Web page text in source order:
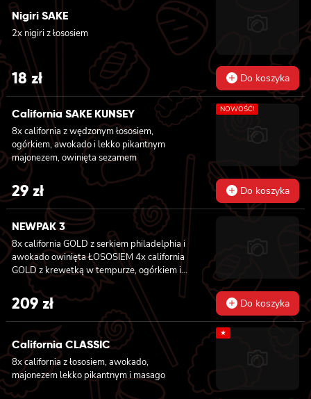
Nigiri SAKE
2x nigiri z łososiem
18zł Do koszyka
California SAKE KUNSEY
8x california z wędzonym łososiem,
ogórkiem, awokado i lekko pikantnym
majonezem, owinięta sezamem
NOWOŚĆ!
29zł Do koszyka
NEWPAK 3
8x california GOLD z serkiem philadelphia i
awokado owinięta ŁOSOSIEM
GOLD z krewetką w tempurze, ogórkiem i
majonezem lekko pikantnym owinięta
WĘGORZEM 4x california GOLD z krewetką
w tempurze, ogórkiem i majonezem lekko
pikantnym owinięta TUŃCZYKIEM 4x
california GOLD z krewetką w tempurze,
ogórkiem i majonezem lekko pikantnym
owinięta KREWETKĄ 4x california GOLD z
krewetką w tempurze, ogórkiem i
majonezem lekko pikantnym owinięta
209 zł Do koszyka
California CLASSIC
8x california z łososiem, awokado,
majonezem lekko pikantnym i masago
★